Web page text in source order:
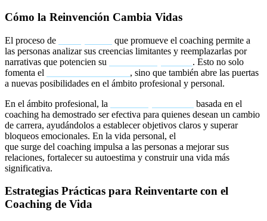
Cómo la Reinvención Cambia Vidas
El proceso de
que promueve el coaching permite a
las personas analizar sus creencias limitantes y reemplazarlas por
narrativas que potencien su
. Esto no solo
fomenta el
, sino que también abre las puertas
a nuevas posibilidades en el ámbito profesional y personal.
En el ámbito profesional, la
basada en el
coaching ha demostrado ser efectiva para quienes desean un cambio
de carrera, ayudándolos a establecer objetivos claros y superar
bloqueos emocionales. En la vida personal, el
que surge del coaching impulsa a las personas a mejorar sus
relaciones, fortalecer su autoestima y construir una vida más
significativa.
Estrategias Prácticas para Reinventarte con el
Coaching de Vida